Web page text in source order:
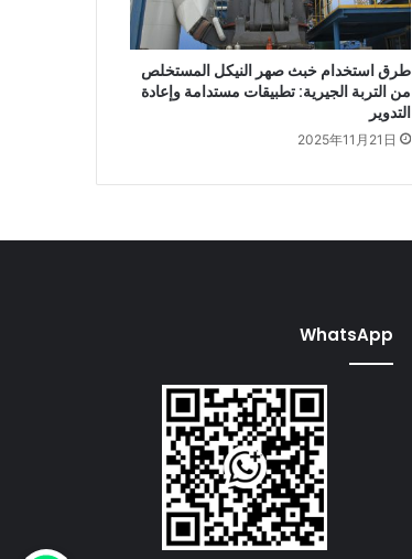
طرق استخدام خبث صهر النيكل المستخلص
من التربة الجيرية: تطبيقات مستدامة وإعادة
التدوير
2025年11月21日
WhatsApp